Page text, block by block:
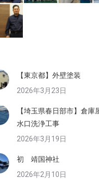
【東京都】外壁塗装
2026年3月23日
【埼玉県春日部市】倉
水口洗浄工事
2026年3月19日
初 靖国神社
2026年2月10日